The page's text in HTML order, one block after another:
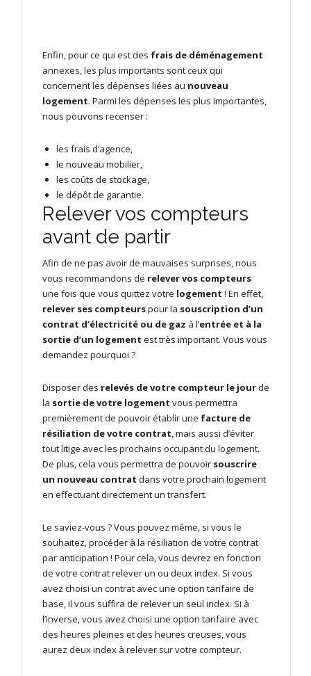
Enfin, pour ce qui est des frais de déménagement
annexes, les plus importants sont ceux qui
concernent les dépenses liées au nouveau
logement. Parmi les dépenses les plus importantes,
nous pouvons recenser :
les frais d’agence,
le nouveau mobilier,
les coûts de stockage,
le dépôt de garantie.
Relever vos compteurs
avant de partir
Afin de ne pas avoir de mauvaises surprises, nous
vous recommandons de relever vos compteurs
une fois que vous quittez votre logement ! En effet,
relever ses compteurspour la souscription d’un
contrat d’électricité ou de gaz à l’entrée et à la
sortie d’un logement est très important. Vous vous
demandez pourquoi ?
Disposer des relevés de votre compteur le jourde
la sortie de votre logement vous permettra
premièrement de pouvoir établir une facture de
résiliation de votre contrat, mais aussi d’éviter
tout litige avec les prochains occupant du logement.
De plus, cela vous permettra de pouvoir souscrire
un nouveau contrat dans votre prochain logement
en effectuant directement un transfert.
Le saviez-vous ? Vous pouvez même, si vous le
souhaitez, procéder à la résiliation de votre contrat
par anticipation ! Pour cela, vous devrez en fonction
de votre contrat relever un ou deux index. Si vous
avez choisi un contrat avec une option tarifaire de
base, il vous suffira de relever un seul index. Si à
l’inverse, vous avez choisi une option tarifaire avec
des heures pleines et des heures creuses, vous
aurez deux index à relever sur votre compteur.